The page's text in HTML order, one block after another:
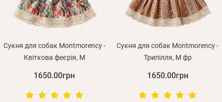
Сукня для собак Montmorency -
Квіткова феєрія, M
1650.00грн
Сукня для собак Montmorency -
Трипілля, M фр
1650.00грн